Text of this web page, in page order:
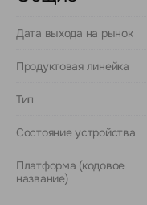
Дата выхода на рынок
Продуктовая линейка
Тип
Состояние устройства
Платформа (кодовое
название)